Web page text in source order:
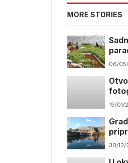
MORE STORIES
za
06/
19/01/
30/12/